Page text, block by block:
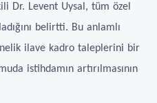
Dr. Levent Uysal, tüm özel
belirtti. Bu anlamlı
ilave kadro taleplerini bir
istihdamın artırılmasının